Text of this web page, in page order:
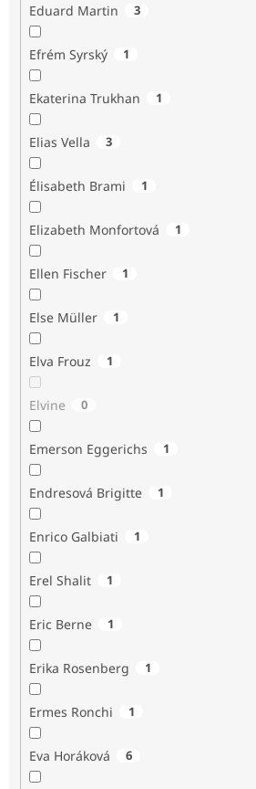
Eduard Martin 3
Efrém Syrský 1
Ekaterina Trukhan 1
Elias Vella 3
Élisabeth Brami 1
Elizabeth Monfortová 1
Ellen Fischer 1
Else Müller 1
Elva Frouz 1
Elvine 0
Emerson Eggerichs 1
Endresová Brigitte 1
Enrico Galbiati 1
Erel Shalit 1
Eric Berne 1
Erika Rosenberg 1
Ermes Ronchi 1
Eva Horáková 6